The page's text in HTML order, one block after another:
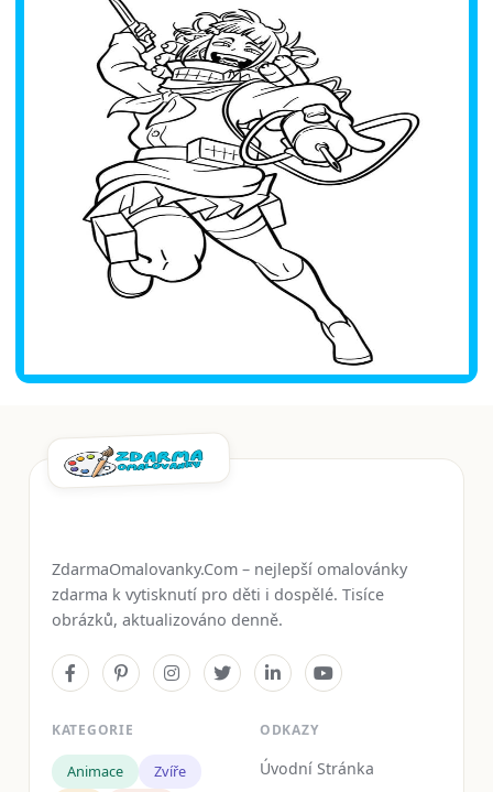
ZdarmaOmalovanky.Com – nejlepší omalovánky
zdarma k vytisknutí pro děti i dospělé. Tisíce
obrázků, aktualizováno denně.
KATEGORIE
Animace
Zvíře
ODKAZY
Úvodní Stránka